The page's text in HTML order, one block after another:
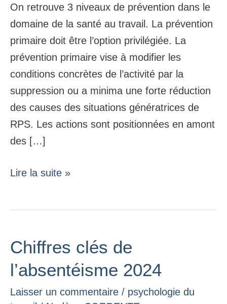
On retrouve 3 niveaux de prévention dans le
domaine de la santé au travail. La prévention
primaire doit être l’option privilégiée. La
prévention primaire vise à modifier les
conditions concrètes de l’activité par la
suppression ou a minima une forte réduction
des causes des situations génératrices de
RPS. Les actions sont positionnées en amont
des […]
Psycho-
Sociaux
(RPS)
Lire la suite »
Chiffres clés de
l’absentéisme 2024
Laisser un commentaire / psychologie du
Chiffres
de
l’absentéisme